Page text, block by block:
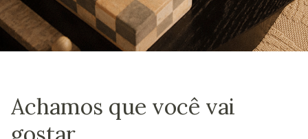
Achamos que você vai